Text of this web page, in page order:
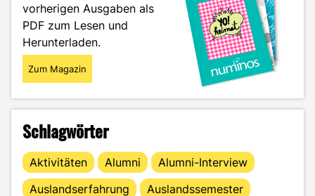
Reise
im
Porträt"
vorherigen Ausgaben als
PDF zum Lesen und
Herunterladen.
Zum Magazin
Schlagwörter
Aktivitäten Alumni
Alumni-Interview
Auslandserfahrung
Auslandssemester